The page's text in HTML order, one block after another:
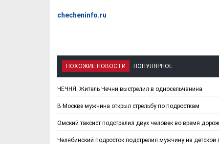
checheninfo.ru
ПОХОЖИЕ НОВОСТИ ПОПУЛЯРНОЕ
ЧЕЧНЯ. Житель Чечни выстрелил в односельчанина
В Москве мужчина открыл стрельбу по подросткам
Омский таксист подстрелил двух человек во время
Челябинский подросток подстрелил мужчину на